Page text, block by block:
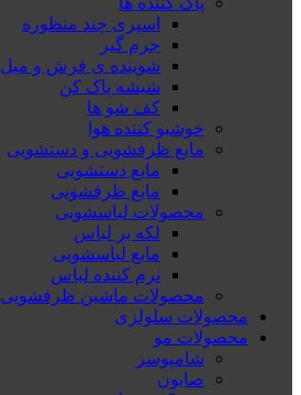
اسپری چند منظوره
جرم گیر
شوینده ی فرش و مبل
شیشه پاک کن
کف شو ها
خوشبو کننده هوا
مایع ظرفشویی و دستشویی
مایع دستشویی
مایع ظرفشویی
محصولات لباسشویی
لکه بر لباس
مایع لباسشویی
نرم کننده لباس
محصولات ماشین ظرفشویی
محصولات سلولزی
محصولات مو
شامپوسر
صابون